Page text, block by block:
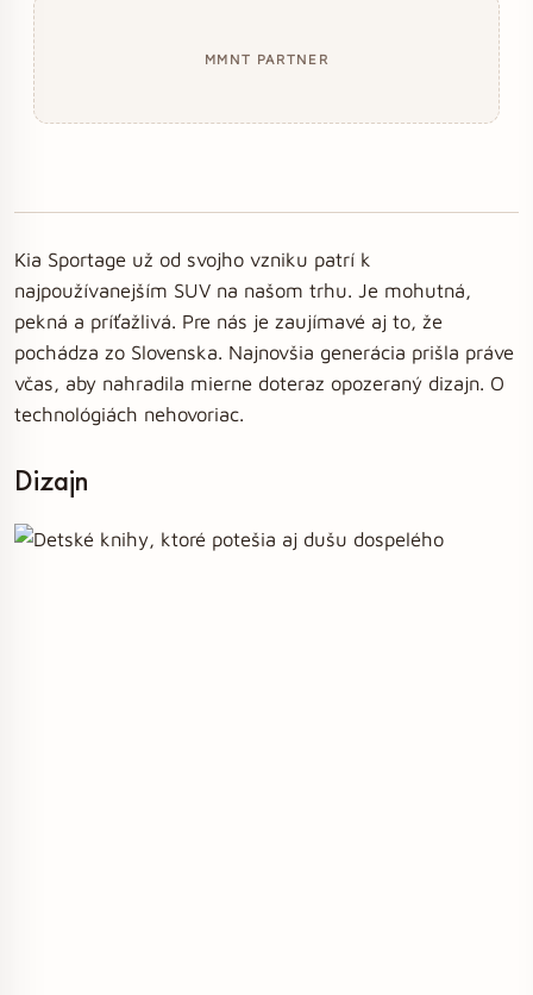
MMNT PARTNER
Kia Sportage už od svojho vzniku patrí k
najpoužívanejším SUV na našom trhu. Je mohutná,
pekná a príťažlivá. Pre nás je zaujímavé aj to, že
pochádza zo Slovenska. Najnovšia generácia prišla práve
včas, aby nahradila mierne doteraz opozeraný dizajn. O
technológiách nehovoriac.
Dizajn